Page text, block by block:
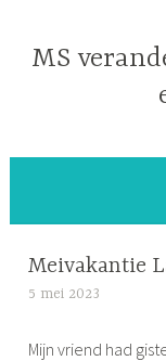
inhoud
MS
Meivakantie
5 mei 2023
m
Mijn vriend had